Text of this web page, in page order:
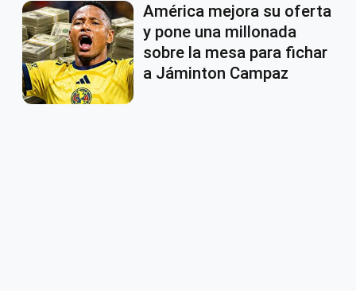
América mejora su oferta
y pone una millonada
sobre la mesa para fichar
a Jáminton Campaz